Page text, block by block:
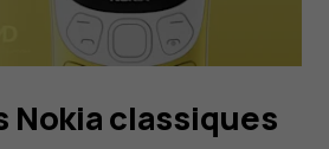
Nokia classiques